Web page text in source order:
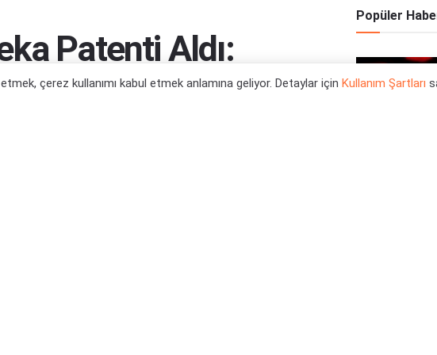
Patenti Aldı:
Olacak
Popüler
çerez kullanımı kabul etmek anlamına geliyor. Detaylar için Kullanım Şartları